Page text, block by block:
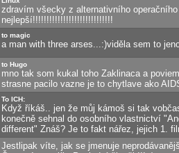
zdravím všecky z alternativního
nejlepší!!!!!!!!!!!!!!!!!!!!!!!!!!!!!
to magic
a man with three arses...:)viděla sem to
to Hugo
mno tak som kukal toho Zaklinaca a
strasne pacilo vazne je to chytlave ako
To ICH:
Když říkáš.. jen že můj kámoš si tak
konečně sehnal do osobního vlastnictví
different" Znáš? Je to fakt nářez, jejich 1.
Jestlipak víte, jak se jmenuje